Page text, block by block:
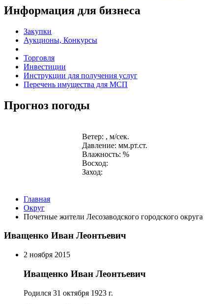
Информация для бизнеса
Закупки
Аукционы, Конкурсы
Торговля
Инвестиции
Инструкции для получения услуг
Перечень имущества для МСП
Прогноз погоды
Ветер: , м/сек.
Давление: мм.рт.ст.
Влажность: %
Восход:
Заход:
Главная
Округ
Почетные жители Лесозаводского городского округа
Иващенко Иван Леонтьевич
2 ноября 2015
Иващенко Иван Леонтьевич
Родился 31 октября 1923 г.